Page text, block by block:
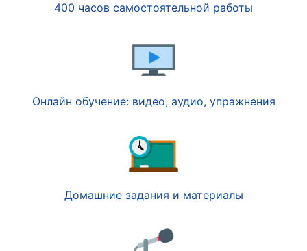
400 часов самостоятельной работы
Онлайн обучение: видео, аудио, упражнения
Домашние задания и материалы